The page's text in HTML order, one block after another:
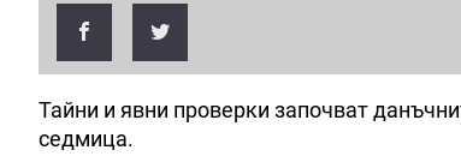
Тайни и явни проверки започват
седмица.